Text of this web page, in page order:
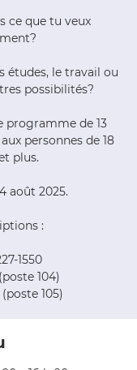
ce que tu veux
études, le travail ou
possibilités?
programme de 13
personnes de 18
plus.
août 2025.
:
1550
104)
105)